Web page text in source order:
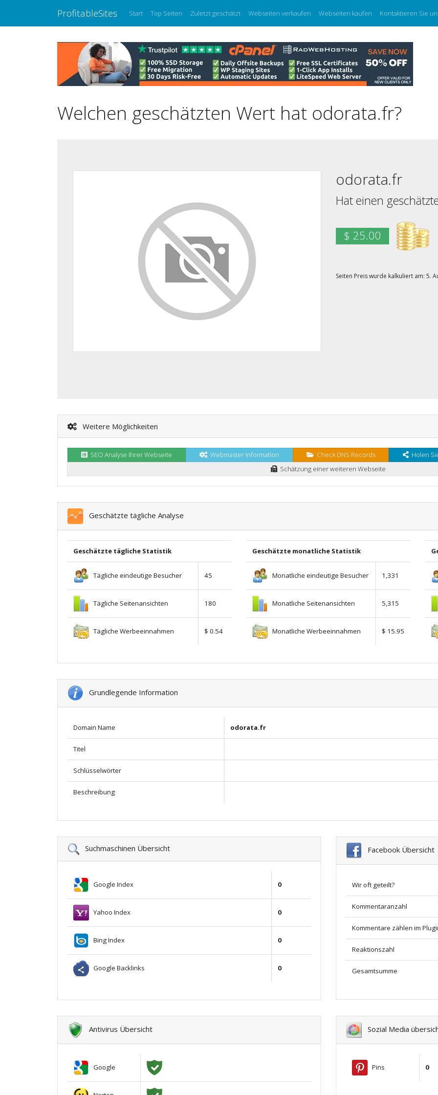
ProfitableSites Start Top Seiten Zuletzt geschätzt Webseiten verkaufen Webseiten kaufen Kontaktieren Sie
Welchen geschätzten Wert hat odorata.fr?
odorata.fr
Hat einen
$ 25.00
Seiten Preis wurde kalkuliert am: 5.
Weitere Möglichkeiten
SEO Analyse Ihrer Webseite Webmaster Information Check DNS Records
Holen
Schätzung einer weiteren Webseite
Geschätzte tägliche Analyse
Geschätzte tägliche Statistik
Tägliche eindeutige Besucher 45
Tägliche Seitenansichten 180
Tägliche Werbeeinnahmen $ 0.54
Geschätzte monatliche Statistik
Monatliche eindeutige Besucher 1,331
Monatliche Seitenansichten 5,315
Monatliche Werbeeinnahmen $ 15.95
Grundlegende Information
Domain Name odorata.fr
Titel
Schlüsselwörter
Beschreibung
Suchmaschinen Übersicht
Google Index 0
Yahoo Index 0
Bing Index 0
Google Backlinks 0
Facebook Übersicht
Wir oft geteilt?
Kommentaranzahl
Kommentare zählen im
Reaktionszahl
Gesamtsumme
Antivirus Übersicht
Google
Sozial Media
Pins 0